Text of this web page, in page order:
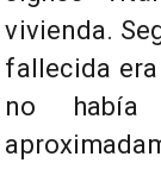
vivienda.
fallecida
no había